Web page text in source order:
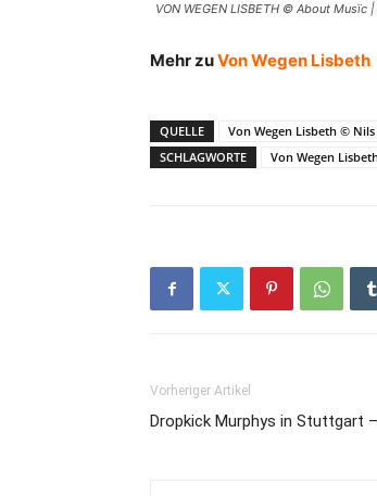
VON WEGEN LISBETH © About Musïc
Mehr zuVon Wegen Lisbeth
QUELLE
Von Wegen Lisbeth © Nils
SCHLAGWORTE
Von Wegen
Vorheriger Artikel
Dropkick Murphys in Stuttgart